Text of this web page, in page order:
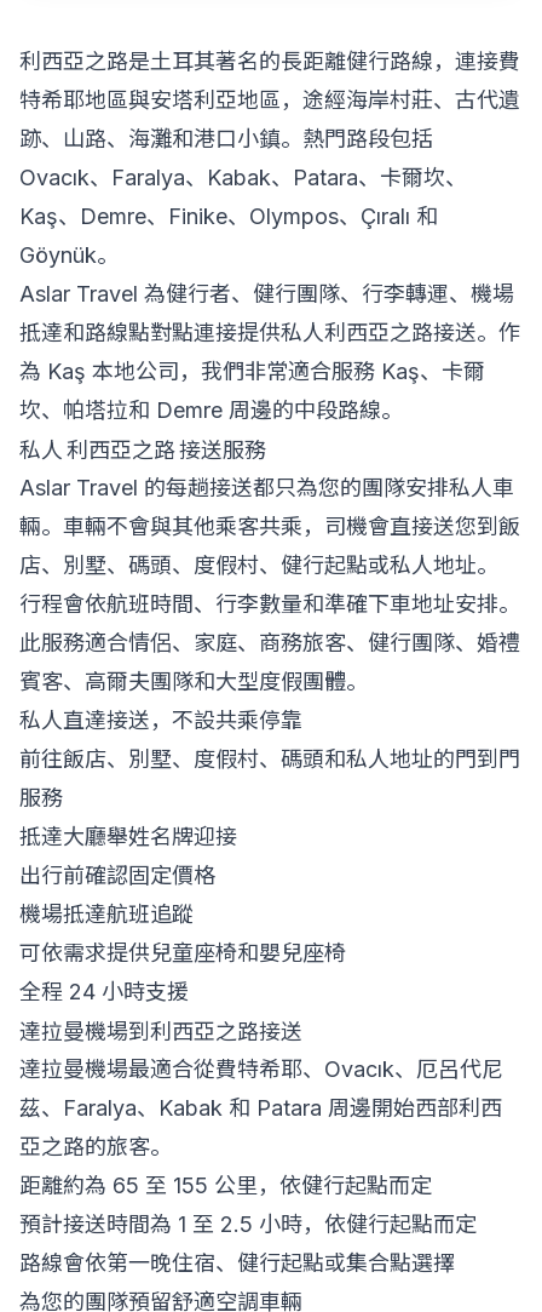
利西亞之路是土耳其著名的長距離健行路線，連接費
特希耶地區與安塔利亞地區，途經海岸村莊、古代遺
跡、山路、海灘和港口小鎮。熱門路段包括
Ovacık、Faralya、Kabak、Patara、卡爾坎、
Kaş、Demre、Finike、Olympos、Çıralı 和
Göynük。
Aslar Travel 為健行者、健行團隊、行李轉運、機場
抵達和路線點對點連接提供私人利西亞之路接送。作
為 Kaş 本地公司，我們非常適合服務 Kaş、卡爾
坎、帕塔拉和 Demre 周邊的中段路線。
私人 利西亞之路 接送服務
Aslar Travel 的每趟接送都只為您的團隊安排私人車
輛。車輛不會與其他乘客共乘，司機會直接送您到飯
店、別墅、碼頭、度假村、健行起點或私人地址。
行程會依航班時間、行李數量和準確下車地址安排。
此服務適合情侶、家庭、商務旅客、健行團隊、婚禮
賓客、高爾夫團隊和大型度假團體。
私人直達接送，不設共乘停靠
前往飯店、別墅、度假村、碼頭和私人地址的門到門
服務
抵達大廳舉姓名牌迎接
出行前確認固定價格
機場抵達航班追蹤
可依需求提供兒童座椅和嬰兒座椅
全程 24 小時支援
達拉曼機場到利西亞之路接送
達拉曼機場最適合從費特希耶、Ovacık、厄呂代尼
茲、Faralya、Kabak 和 Patara 周邊開始西部利西
亞之路的旅客。
距離約為 65 至 155 公里，依健行起點而定
預計接送時間為 1 至 2.5 小時，依健行起點而定
路線會依第一晚住宿、健行起點或集合點選擇
為您的團隊預留舒適空調車輛